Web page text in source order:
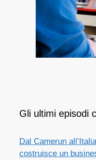
Gli ultimi episodi
Dal Camerun
costruisce un